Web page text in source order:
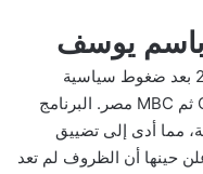
باسم يوسف
تم إيقاف برنامج “البرنامج” في عام 2014 بعد ضغوط سياسية
وإعلامية، خاصة بعد انتقاله إلى قناة CBC ثم MBC مصر. البرنامج
مما أدى إلى تضييق
حينها أن الظروف لم تعد